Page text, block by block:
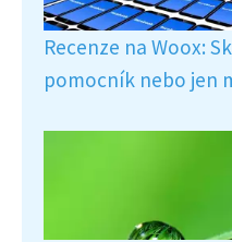
Recenze na Woox:
pomocník nebo jen